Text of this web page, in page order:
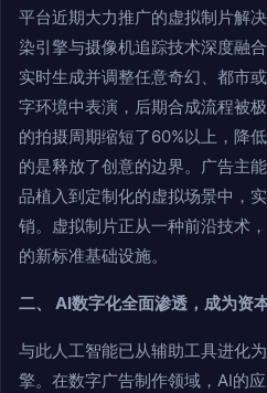
平台近期大力推广的虚拟制片解
染引擎与摄像机追踪技术深度融
实时生成并调整任意奇幻、都市
字环境中表演，后期合成流程被
的拍摄周期缩短了60%以上，降
的是释放了创意的边界。广告主
品植入到定制化的虚拟场景中，
销。虚拟制片正从一种前沿技术
的新标准基础设施。
二、 AI数字化全面渗透，成为资
与此人工智能已从辅助工具进化
擎。在数字广告制作领域，AI的